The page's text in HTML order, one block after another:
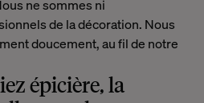
ne sommes ni
de la décoration. Nous
doucement, au fil de notre
épicière, la